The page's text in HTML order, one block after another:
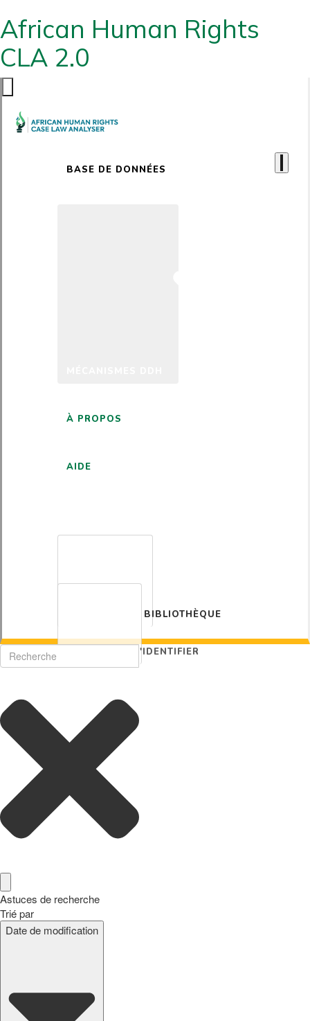
African Human Rights
CLA 2.0
BASE DE DONNÉES
À PROPOS
AIDE
BIBLIOTHÈQUE
S'IDENTIFIER
Astuces de recherche
Trié par
Date de modification